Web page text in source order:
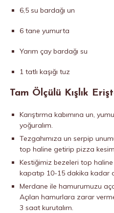
6,5 su bardağı un
6 tane yumurta
Yarım çay bardağı su
1 tatlı kaşığı tuz
Tam Ölçülü Kışlık
Karıştırma kabımına un,
yoğuralım.
Tezgahımıza un serpip
top haline getirip pizza
Kestiğimiz bezeleri top
kapatıp 10-15 dakika kadar
Merdane ile hamurumuzu
Açılan hamurlara zarar
3 saat kurutalım.